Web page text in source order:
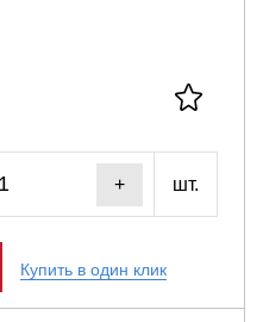
+ шт.
Купить в один клик